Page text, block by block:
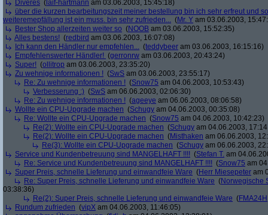
Diveres ( laif-hartmann am 03.06.2003, 15:45:18)
über die kurzen bearbeitungszeit meiner bestellung bin ich sehr erfreut und
weiteremepfällung ist ein muss. bin sehr zufrieden... (Mr. Y am 03.06.2003,
Bester Shop allerzeiten weiter so (NOOB am 03.06.2003, 15:52:35)
Alles bestens! (redbird am 03.06.2003, 16:07:08)
Ich kann den Händler nur empfehlen... (teddybeer am 03.06.2003, 16:15:16)
Empfehlenswerter Händler! (gerronrw am 03.06.2003, 20:43:24)
Super! (ollitrop am 03.06.2003, 23:35:20)
Zu wehnige informationen ! (SwS am 03.06.2003, 23:55:17)
Re: Zu wehnige informationen ! (Snow75 am 04.06.2003, 10:53:43)
Verbesserung :) (SwS am 06.06.2003, 02:06:30)
Re: Zu wehnige informationen ! (ageeye am 06.06.2003, 08:06:58)
Wollte ein CPU-Upgrade machen (Schugy am 04.06.2003, 00:35:08)
Re: Wollte ein CPU-Upgrade machen (Snow75 am 04.06.2003, 10:42:23)
Re(2): Wollte ein CPU-Upgrade machen (Schugy am 04.06.2003,
Re(2): Wollte ein CPU-Upgrade machen (Misthaken am 06.06.2003,
Re(3): Wollte ein CPU-Upgrade machen (Schugy am 06.06.2003,
Service und Kundenbetreuung sind MANGELHAFT !!!! (Stefan T. am
Re: Service und Kundenbetreuung sind MANGELHAFT !!!! (Snow75 am
Super Preis, schnelle Lieferung und einwandfeie Ware (Herr Miesepeter am
Re: Super Preis, schnelle Lieferung und einwandfeie Ware (Norwegische
03:38:36)
Re(2): Super Preis, schnelle Lieferung und einwandfeie Ware (FMA24H
Rundum zufrieden (vipX am 04.06.2003, 11:46:05)